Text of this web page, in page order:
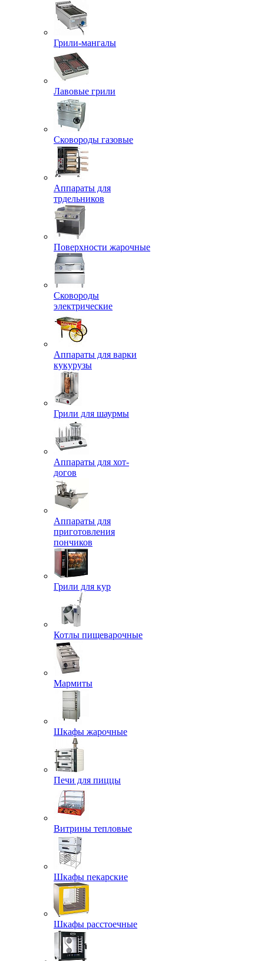
Грили-мангалы
Лавовые грили
Сковороды газовые
Аппараты для
трдельников
Поверхности жарочные
Сковороды
электрические
Аппараты для варки
кукурузы
Грили для шаурмы
Аппараты для хот-
догов
Аппараты для
приготовления
пончиков
Грили для кур
Котлы пищеварочные
Мармиты
Шкафы жарочные
Печи для пиццы
Витрины тепловые
Шкафы пекарские
Шкафы расстоечные